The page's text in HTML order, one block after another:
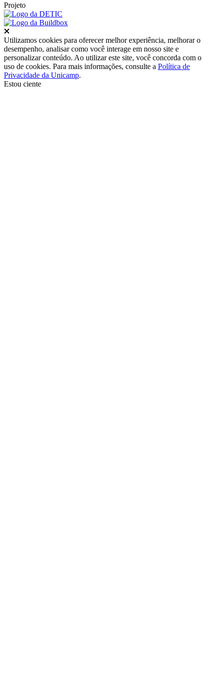
Projeto
Utilizamos cookies para oferecer melhor experiência, melhorar o
desempenho, analisar como você interage em nosso site e
personalizar conteúdo. Ao utilizar este site, você concorda com o
uso de cookies. Para mais informações, consulte a Política de
Privacidade da Unicamp.
Estou ciente